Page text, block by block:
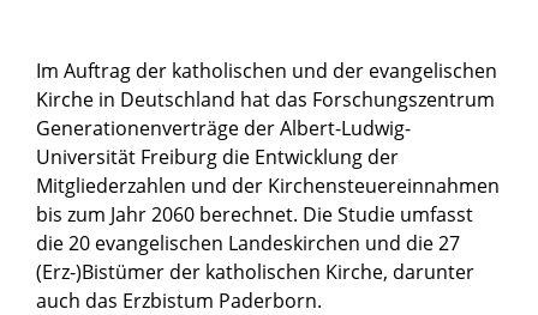
Im Auftrag der katholischen und der evangelischen
Kirche in Deutschland hat das Forschungszentrum
Generationenverträge der Albert-Ludwig-
Universität Freiburg die Entwicklung der
Mitgliederzahlen und der Kirchensteuereinnahmen
bis zum Jahr 2060 berechnet. Die Studie umfasst
die 20 evangelischen Landeskirchen und die 27
(Erz-)Bistümer der katholischen Kirche, darunter
auch das Erzbistum Paderborn.